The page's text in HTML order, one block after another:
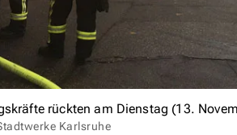
rückten am Dienstag (13.
Karlsruhe